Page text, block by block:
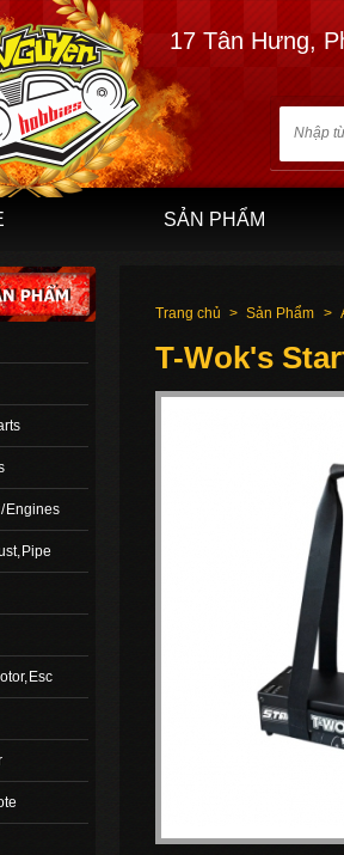
17 Tân Hưng,
SẢN PHẨM
Engines
Pipe
Esc
Trang chủ > Sản Phẩm >
T-Wok's